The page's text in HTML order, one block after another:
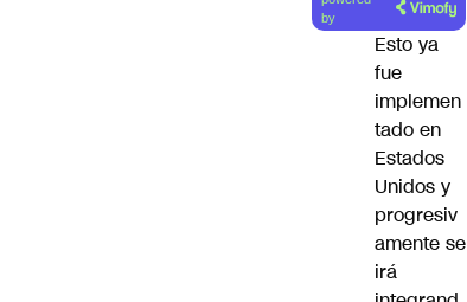
artículo
by
Esto ya
fue
implemen
tado en
Estados
Unidos y
progresiv
amente se
irá